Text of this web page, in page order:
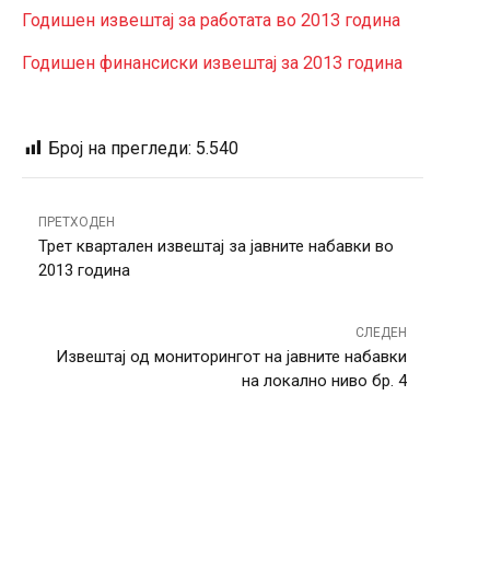
Годишен извештај за работата во 2013 година
Годишен финансиски извештај за 2013 година
Број на прегледи: 5.540
ПРЕТХОДЕН
Трет квартален извештај за јавните набавки во
2013 година
СЛЕДЕН
Извештај од мониторингот на јавните набавки
на локално ниво бр. 4